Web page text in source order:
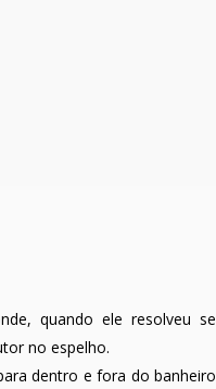
quando ele resolveu se
no espelho.
dentro e fora do banheiro